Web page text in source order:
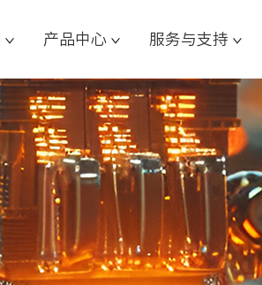
产品中心 服务与支持